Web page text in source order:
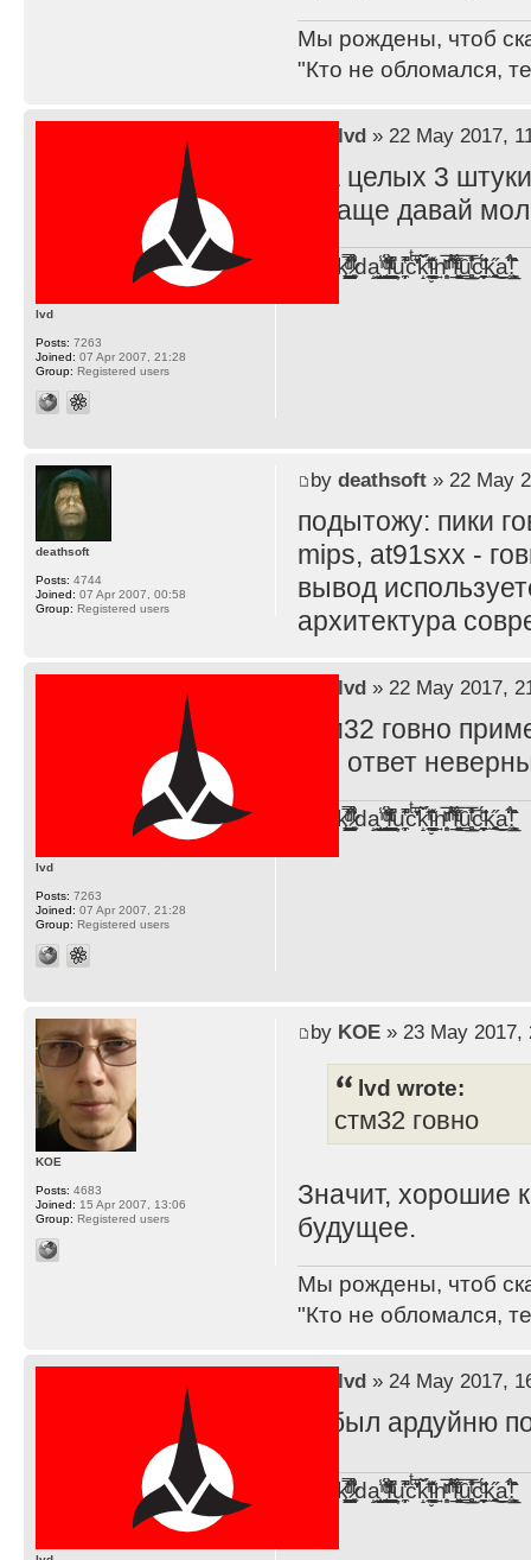
Мы рождены, чтоб
"Кто не обломался,
lvd» 22 May 2017,
Ага целых 3
А ваще давай
F̞͖̭̿̔ͯu̐̅cͬ̑ͩk̨̤̳͇̮̭̪̠̽̿̓̆ͭͩ ̷̩̰͎̩͓̘̾̀ͬ̊ͭ͛ͅda̝̺͙̬͎̝̾͟ ̰̜̝̯͉̯̖̓̎́ͨ̽ͫ͟f̟͇̭̀ͬͨͭ̐̚u̹̼̹̗̞͑̔͂͐̚cͭ̅̊̆̒̆ǩ̝̩̯́ͥ̔̍̑ḭ͓͍̳̬ͦ̽͂n͍͎͈̈̅ͩͬ ̊ͫ̂̾̑̈́f̲͚͉͓͗̋́ͧͦ̅ȗ͇̲̻͈̲̅̎͗͒ͭ͡c̬̟̠̹̯̈́ͩ͘ͅk̫̠̻̋͜a̲͒̾̇!͙͕̺͉̗̩̲̂̏̄̀
lvd
Posts: 7263
Joined: 07 Apr 2007, 21:28
Group: Registered users
by deathsoft» 22 May
подытожу: пики
mips, at91sxx -
вывод
архитектура
deathsoft
Posts: 4744
Joined: 07 Apr 2007, 00:58
Group: Registered users
lvd» 22 May 2017,
стм32 говно
что ответ
F̞͖̭̿̔ͯu̐̅cͬ̑ͩk̨̤̳͇̮̭̪̠̽̿̓̆ͭͩ ̷̩̰͎̩͓̘̾̀ͬ̊ͭ͛ͅda̝̺͙̬͎̝̾͟ ̰̜̝̯͉̯̖̓̎́ͨ̽ͫ͟f̟͇̭̀ͬͨͭ̐̚u̹̼̹̗̞͑̔͂͐̚cͭ̅̊̆̒̆ǩ̝̩̯́ͥ̔̍̑ḭ͓͍̳̬ͦ̽͂n͍͎͈̈̅ͩͬ ̊ͫ̂̾̑̈́f̲͚͉͓͗̋́ͧͦ̅ȗ͇̲̻͈̲̅̎͗͒ͭ͡c̬̟̠̹̯̈́ͩ͘ͅk̫̠̻̋͜a̲͒̾̇!͙͕̺͉̗̩̲̂̏̄̀
lvd
Posts: 7263
Joined: 07 Apr 2007, 21:28
Group: Registered users
by KOE» 23 May 2017,
lvd wrote:
стм32 говно
Значит, хорошие
будущее.
Мы рождены, чтоб
"Кто не обломался,
KOE
Posts: 4683
Joined: 15 Apr 2007, 13:06
Group: Registered users
lvd» 24 May 2017,
Забыл ардуйню
F̞͖̭̿̔ͯu̐̅cͬ̑ͩk̨̤̳͇̮̭̪̠̽̿̓̆ͭͩ ̷̩̰͎̩͓̘̾̀ͬ̊ͭ͛ͅda̝̺͙̬͎̝̾͟ ̰̜̝̯͉̯̖̓̎́ͨ̽ͫ͟f̟͇̭̀ͬͨͭ̐̚u̹̼̹̗̞͑̔͂͐̚cͭ̅̊̆̒̆ǩ̝̩̯́ͥ̔̍̑ḭ͓͍̳̬ͦ̽͂n͍͎͈̈̅ͩͬ ̊ͫ̂̾̑̈́f̲͚͉͓͗̋́ͧͦ̅ȗ͇̲̻͈̲̅̎͗͒ͭ͡c̬̟̠̹̯̈́ͩ͘ͅk̫̠̻̋͜a̲͒̾̇!͙͕̺͉̗̩̲̂̏̄̀